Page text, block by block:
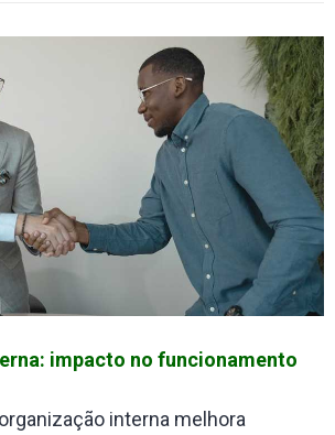
impacto no funcionamento
interna melhora